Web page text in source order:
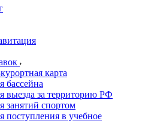
карта
бассейна
выезда за территорию РФ
занятий спортом
поступления в учебное